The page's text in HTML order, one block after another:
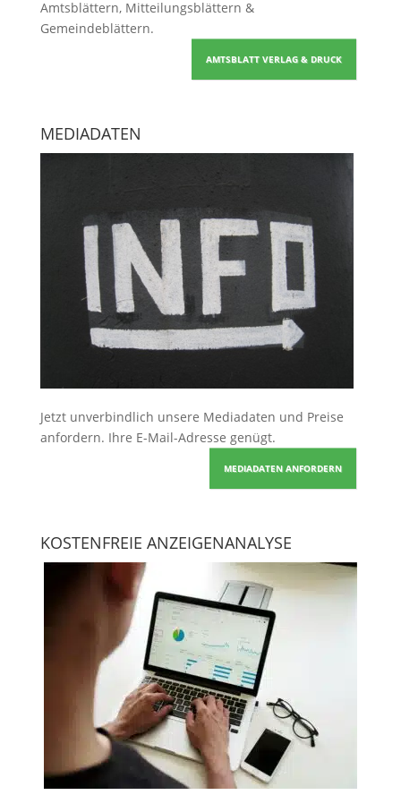
Amtsblättern, Mitteilungsblättern &
Gemeindeblättern.
AMTSBLATT VERLAG & DRUCK
MEDIADATEN
Jetzt unverbindlich unsere Mediadaten und Preise
anfordern. Ihre E-Mail-Adresse genügt.
MEDIADATEN ANFORDERN
KOSTENFREIE ANZEIGENANALYSE